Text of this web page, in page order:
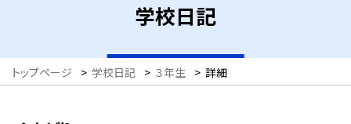
学校日記
トップページ > 学校日記 > ３年生 > 詳細